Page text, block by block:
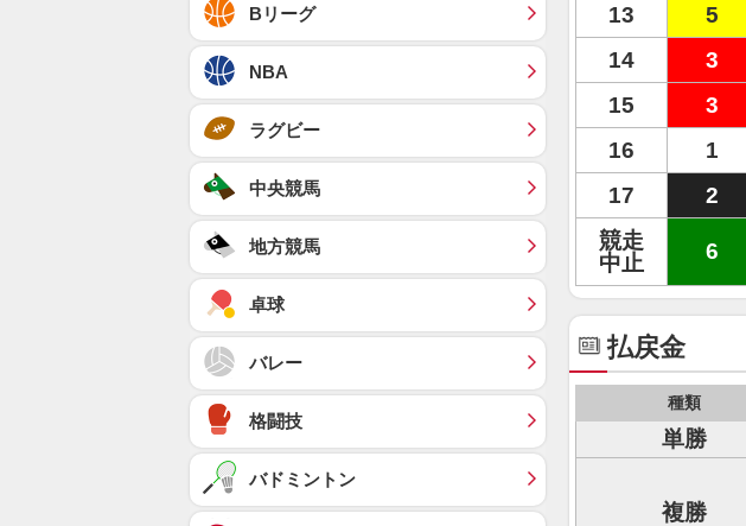
13
5
14
3
15
3
16
1
17
2
競走
中止
6
払戻金
種類
単勝
複勝
Bリーグ
NBA
ラグビー
中央競馬
地方競馬
卓球
バレー
格闘技
バドミントン